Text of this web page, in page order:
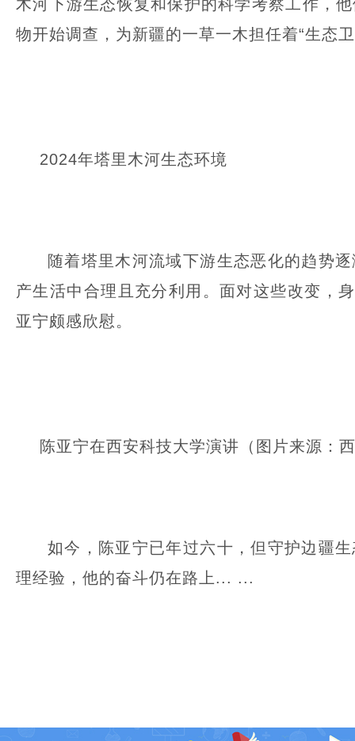
木河下游生态恢复和保护的科学考察工作，
物开始调查，为新疆的一草一木担任着“生态
2024年塔里木河生态环境
随着塔里木河流域下游生态恶化的趋势
产生活中合理且充分利用。面对这些改变，
亚宁颇感欣慰。
陈亚宁在西安科技大学演讲（图片来源：
如今，陈亚宁已年过六十，但守护边疆
理经验，他的奋斗仍在路上... ...